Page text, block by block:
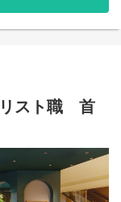
対応
せ対応
る場合がありま
管理
ント、評価、育成
上に向けたエンゲ
リスト職 首